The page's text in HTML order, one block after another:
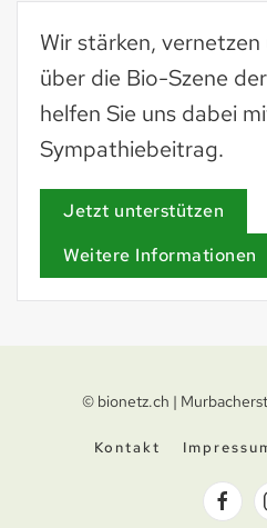
Wir stärken,
über die Bio-Szene
helfen Sie uns dabei
Sympathiebeitrag.
Jetzt unterstützen
Weitere Informationen
© bionetz.ch |
Kontakt